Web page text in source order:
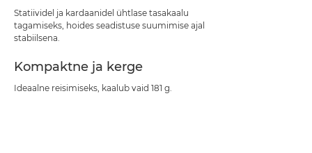
Statiividel ja kardaanidel ühtlase tasakaalu
tagamiseks, hoides seadistuse suumimise ajal
stabiilsena.
Kompaktne ja kerge
Ideaalne reisimiseks, kaalub vaid 181 g.